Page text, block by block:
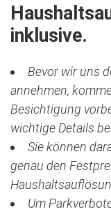
inklusive.
Bevor wir uns
annehmen,
Besichtigung
wichtige Details
Sie können
genau den
Um